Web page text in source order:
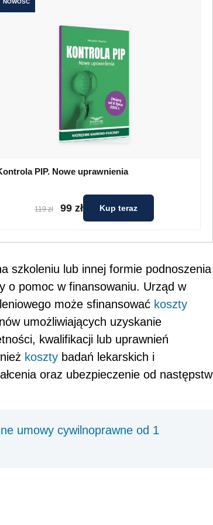
NOWOŚĆ
PIP. Nowe uprawnienia
119 zł 99 zł Kup teraz
szkoleniu lub innej formie podnoszenia
o pomoc w finansowaniu. Urząd w
może sfinansować koszty
umożliwiających uzyskanie
kwalifikacji lub uprawnień
koszty badań lekarskich i
oraz ubezpieczenie od następstw
umowy cywilnoprawne od 1